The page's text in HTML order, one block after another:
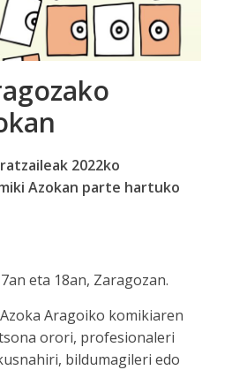
2022ko
Azokan parte hartuko
eta 18an, Zaragozan.
Aragoiko komikiaren
orori, profesionaleri
bildumagileri edo